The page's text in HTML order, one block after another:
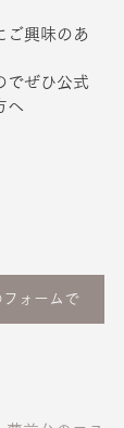
ご興味のあ
でぜひ公式
へ
フォームで